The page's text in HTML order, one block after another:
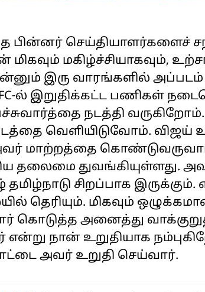
பின்னர் செய்தியாளர்களைச்
மகிழ்ச்சியாகவும்,
இரு வாரங்களில்
ல் இறுதிக்கட்ட பணிகள்
நடத்தி
வெளியிடுவோம்.
மாற்றத்தை கொண்டுவருவார்.
தலைமை துவங்கியுள்ளது.
சிறப்பாக இருக்கும்.
தெரியும். மிகவும்
கொடுத்த அனைத்து
நான் உறுதியாக
அவர் உறுதி செய்வார்.